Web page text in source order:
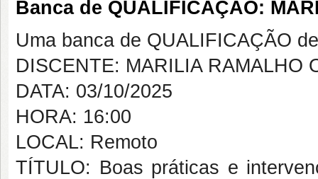
Banca de QUALIFICAÇÃO:
Uma banca de QUALIFICAÇÃO
DISCENTE: MARILIA RAMALHO
DATA: 03/10/2025
HORA: 16:00
LOCAL: Remoto
TÍTULO: Boas práticas e